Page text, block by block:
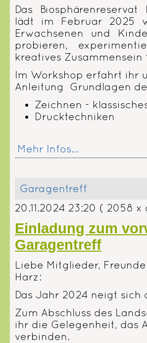
Das
lädt im Februar 2025
Erwachsenen und
probieren,
kreatives Zusammensein
Im Workshop erfahrt ihr
Anleitung Grundlagen
Zeichnen -
Drucktechniken
Mehr Infos...
Garagentreff
20.11.2024 23:20 ( 2058 x
Einladung zum
Garagentreff
Liebe Mitglieder,
Harz:
Das Jahr 2024 neigt sich
Zum Abschluss des
ihr die Gelegenheit, das
verbinden.